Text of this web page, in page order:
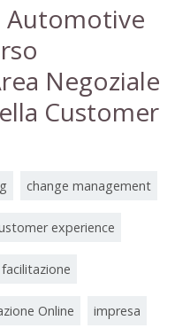
Automotive
Negoziale
Customer
change management
experience
facilitazione
Online impresa